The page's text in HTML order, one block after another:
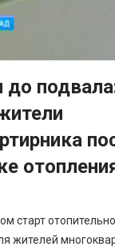
старт
жителей